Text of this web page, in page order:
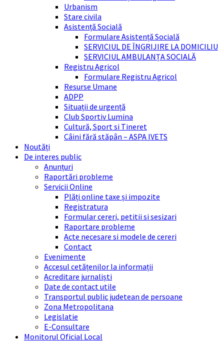
Urbanism
Stare civila
Asistență Socială
Formulare Asistență Socială
SERVICIUL DE ÎNGRIJIRE LA DOMICILIU
SERVICIUL AMBULANȚA SOCIALĂ
Registru Agricol
Formulare Registru Agricol
Resurse Umane
ADPP
Situații de urgență
Club Sportiv Lumina
Cultură, Sport si Tineret
Câini fără stăpân – ASPA IVETS
Noutăți
De interes public
Anunțuri
Raportări probleme
Servicii Online
Plăți online taxe și impozite
Registratura
Formular cereri, petitii si sesizari
Raportare probleme
Acte necesare si modele de cereri
Contact
Evenimente
Accesul cetățenilor la informații
Acreditare jurnaliști
Date de contact utile
Transportul public judetean de persoane
Zona Metropolitana
Legislatie
E-Consultare
Monitorul Oficial Local